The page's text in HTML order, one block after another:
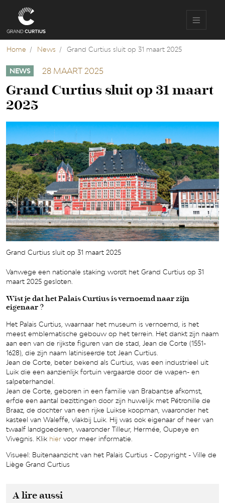
de
gaan
Home News Grand Curtius sluit op 31 maart 2025
NEWS 28 MAART 2025
Grand Curtius sluit op 31 maart
2025
Grand Curtius sluit op 31 maart 2025
Vanwege een nationale staking wordt het Grand Curtius op 31
maart 2025 gesloten.
Wist je dat het Palais Curtius is vernoemd naar zijn
eigenaar ?
Het Palais Curtius, waarnaar het museum is vernoemd, is het
meest emblematische gebouw op het terrein. Het dankt zijn naam
aan een van de rijkste figuren van de stad, Jean de Corte (1551-
1628), die zijn naam latiniseerde tot Jean Curtius.
Jean de Corte, beter bekend als Curtius, was een industrieel uit
Luik die een aanzienlijk fortuin vergaarde door de wapen- en
salpeterhandel.
Jean de Corte, geboren in een familie van Brabantse afkomst,
erfde een aantal bezittingen door zijn huwelijk met Pétronille de
Braaz, de dochter van een rijke Luikse koopman, waaronder het
kasteel van Waleffe, vlakbij Luik. Hij was ook eigenaar of heer van
twaalf landgoederen, waaronder Tilleur, Hermée, Oupeye en
Vivegnis. Klik hier voor meer informatie.
Visueel: Buitenaanzicht van het Palais Curtius - Copyright - Ville de
Liège Grand Curtius
A lire aussi